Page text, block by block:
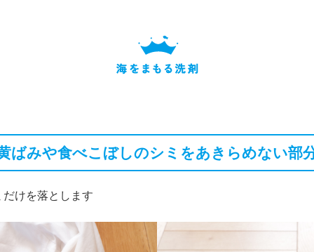
ばみや食べこぼしのシミをあきらめない部
けを落とします